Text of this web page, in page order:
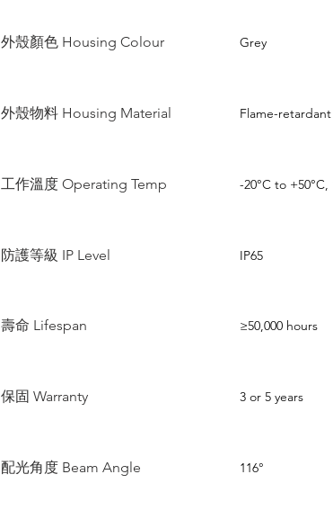
外殼顏色 Housing Colour Grey
外殼物料 Housing Material Flame-retardant
工作溫度 Operating Temp -20°C to +50°C,
防護等級 IP Level IP65
壽命 Lifespan ≥50,000 hours
保固 Warranty 3 or 5 years
配光角度 Beam Angle 116°